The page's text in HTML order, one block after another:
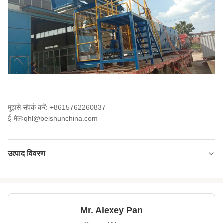
मुझसे संपर्क करें: +8615762260837
ई-मेलःqhl@beishunchina.com
उत्पाद विवरण
बिजली से चलने वाली गाड़ी
Mr. Alexey Pan